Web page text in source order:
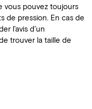
vous pouvez toujours
de pression. En cas de
l'avis d'un
trouver la taille de